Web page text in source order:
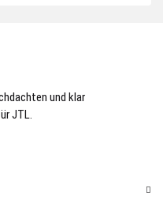
und klar
JTL.